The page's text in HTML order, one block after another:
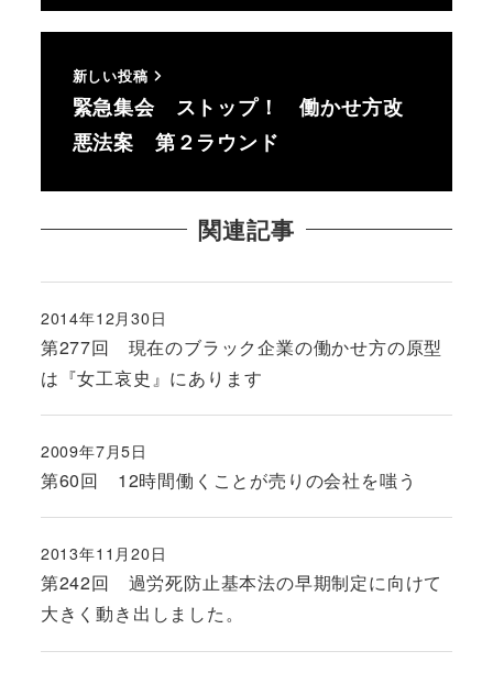
新しい投稿
緊急集会 ストップ！ 働かせ方改
悪法案 第２ラウンド
関連記事
第277回 現在のブラック企業の働かせ方の原型
は『女工哀史』にあります
投稿日
2014年12月30日
第60回 12時間働くことが売りの会社を嗤う
投稿日
2009年7月5日
第242回 過労死防止基本法の早期制定に向けて
大きく動き出しました。
投稿日
2013年11月20日